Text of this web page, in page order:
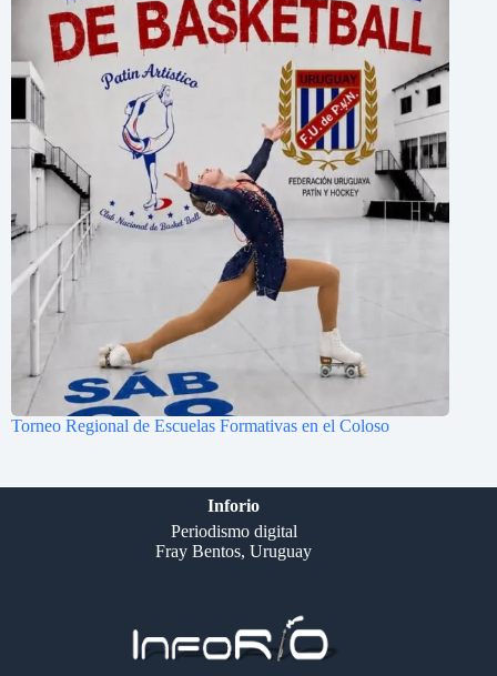
Torneo Regional de Escuelas Formativas en el Coloso
Inforio
Periodismo digital
Fray Bentos, Uruguay